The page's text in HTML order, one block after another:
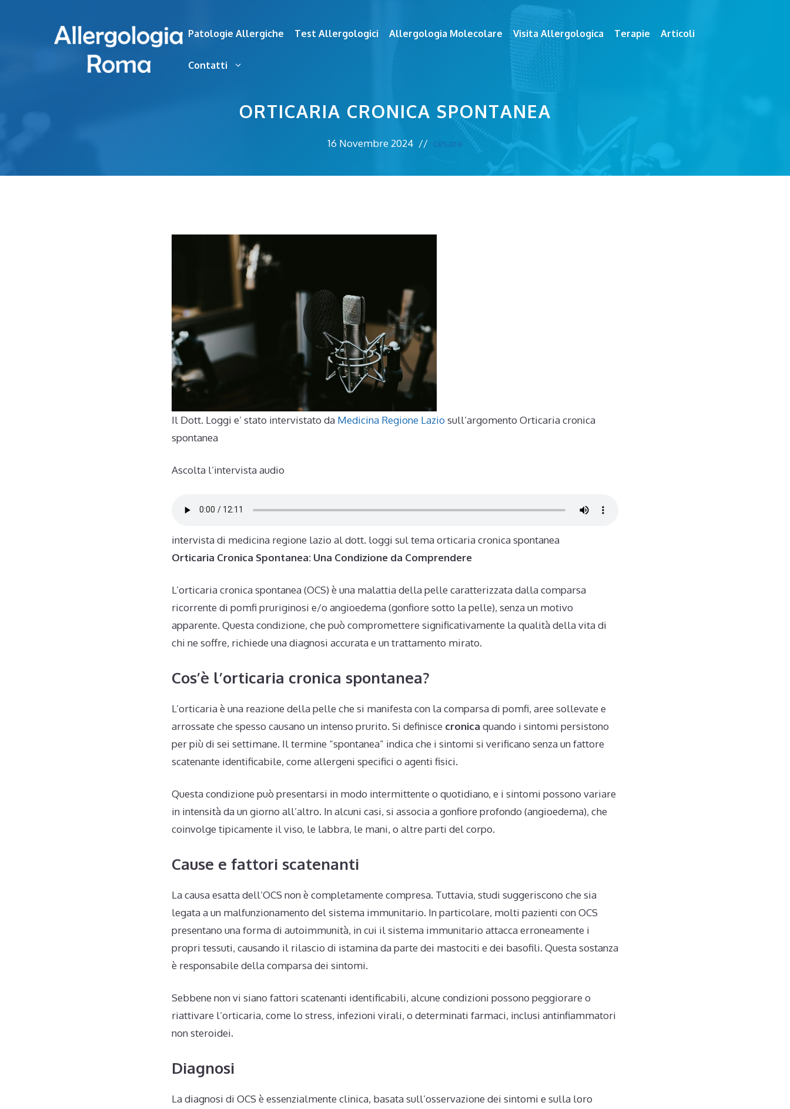
Patologie Allergiche Test Allergologici Allergologia Molecolare Visita Allergologica Terapie Articoli
Contatti
ORTICARIA CRONICA SPONTANEA
16 Novembre 2024 // cesare
Il Dott. Loggi e’ stato intervistato da Medicina Regione Laziosull’argomento Orticaria cronica
spontanea
Ascolta l’intervista audio
intervista di medicina regione lazio al dott. loggi sul tema orticaria cronica spontanea
Orticaria Cronica Spontanea: Una Condizione da Comprendere
L’orticaria cronica spontanea (OCS) è una malattia della pelle caratterizzata dalla comparsa
ricorrente di pomfi pruriginosi e/o angioedema (gonfiore sotto la pelle), senza un motivo
apparente. Questa condizione, che può compromettere significativamente la qualità della vita di
chi ne soffre, richiede una diagnosi accurata e un trattamento mirato.
Cos’è l’orticaria cronica spontanea?
L’orticaria è una reazione della pelle che si manifesta con la comparsa di pomfi, aree sollevate e
arrossate che spesso causano un intenso prurito. Si definisce cronica quando i sintomi persistono
per più di sei settimane. Il termine “spontanea” indica che i sintomi si verificano senza un fattore
scatenante identificabile, come allergeni specifici o agenti fisici.
Questa condizione può presentarsi in modo intermittente o quotidiano, e i sintomi possono variare
in intensità da un giorno all’altro. In alcuni casi, si associa a gonfiore profondo (angioedema), che
coinvolge tipicamente il viso, le labbra, le mani, o altre parti del corpo.
Cause e fattori scatenanti
La causa esatta dell’OCS non è completamente compresa. Tuttavia, studi suggeriscono che sia
legata a un malfunzionamento del sistema immunitario. In particolare, molti pazienti con OCS
presentano una forma di autoimmunità, in cui il sistema immunitario attacca erroneamente i
propri tessuti, causando il rilascio di istamina da parte dei mastociti e dei basofili. Questa sostanza
è responsabile della comparsa dei sintomi.
Sebbene non vi siano fattori scatenanti identificabili, alcune condizioni possono peggiorare o
riattivare l’orticaria, come lo stress, infezioni virali, o determinati farmaci, inclusi antinfiammatori
non steroidei.
Diagnosi
La diagnosi di OCS è essenzialmente clinica, basata sull’osservazione dei sintomi e sulla loro